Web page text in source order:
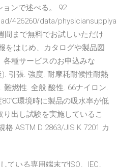
ョンで述べる。 92
426260/data/
間まで無料でお試しいただけ
をはじめ、カタログや製品図
種サービスのお申込みな
引張. 強度. 耐摩耗耐候性耐熱
燃性. 全般 酸性. 66ナイロン.
環境時に製品の吸水率が低
出し試験を実施しているこ
格 ASTM D 2863/JIS K 7201 カ
ている専用端末でISO、IEC、